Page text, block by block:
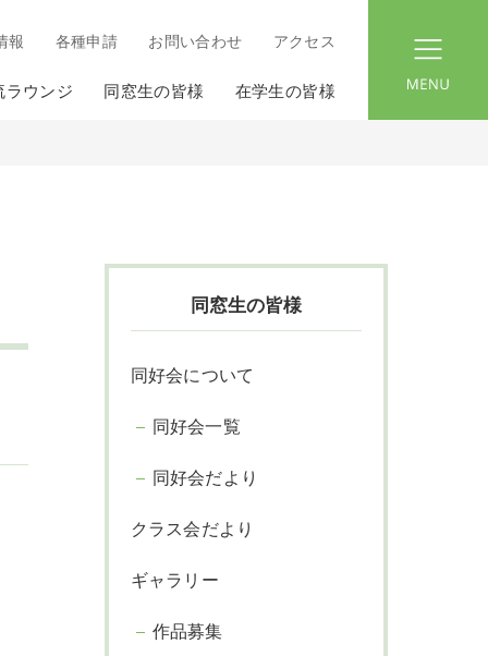
報 各種申請 お問い合わせ アクセス
ラウンジ 同窓生の皆様 在学生の皆様
同窓生の皆様
同好会について
同好会一覧
同好会だより
クラス会だより
ギャラリー
作品募集
menu